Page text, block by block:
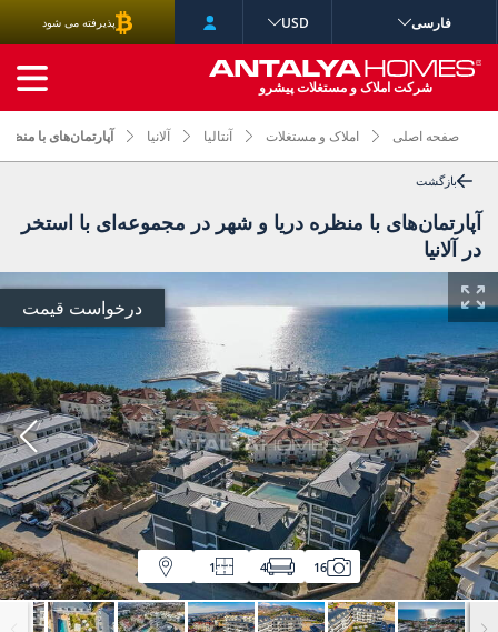
صفحه اصلی املاک و مستغلات آنتالیا آلانیا آپارتمان‌های با
بازگشت
آپارتمان‌های با منظره دریا و شهر در مجموعه‌ای با استخر
در آلانیا
درخواست قیمت
16
4
1
فارسی USD پذیرفته می شود
شرکت املاک و مستغلات پیشرو
جستجوی پیشرفته